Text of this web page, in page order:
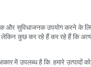
और सुविधाजनक उपयोग करने
कुछ कर रहे हैं कर रहे हैं कि
उपलब्ध है कि. हमारे उत्पादों